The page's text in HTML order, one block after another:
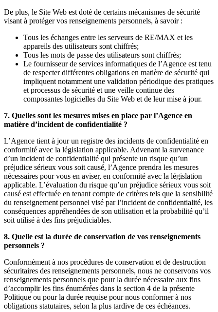
De plus, le Site Web est doté de certains mécanismes de sécurité
visant à protéger vos renseignements personnels, à savoir :
Tous les échanges entre les serveurs de RE/MAX et les
appareils des utilisateurs sont chiffrés;
Tous les mots de passe des utilisateurs sont chiffrés;
Le fournisseur de services informatiques de l’Agence est tenu
de respecter différentes obligations en matière de sécurité qui
impliquent notamment une validation périodique des pratiques
et processus de sécurité et une veille continue des
composantes logicielles du Site Web et de leur mise à jour.
7. Quelles sont les mesures mises en place par l’Agence en
matière d’incident de confidentialité ?
L’Agence tient à jour un registre des incidents de confidentialité en
conformité avec la législation applicable. Advenant la survenance
d’un incident de confidentialité qui présente un risque qu’un
préjudice sérieux vous soit causé, l’Agence prendra les mesures
nécessaires pour vous en aviser, en conformité avec la législation
applicable. L’évaluation du risque qu’un préjudice sérieux vous soit
causé est effectuée en tenant compte de critères tels que la sensibilité
du renseignement personnel visé par l’incident de confidentialité, les
conséquences appréhendées de son utilisation et la probabilité qu’il
soit utilisé à des fins préjudiciables.
8. Quelle est la durée de conservation de vos renseignements
personnels ?
Conformément à nos procédures de conservation et de destruction
sécuritaires des renseignements personnels, nous ne conservons vos
renseignements personnels que pour la durée nécessaire aux fins
d’accomplir les fins énumérées dans la section 4 de la présente
Politique ou pour la durée requise pour nous conformer à nos
obligations statutaires, selon la plus tardive de ces échéances.